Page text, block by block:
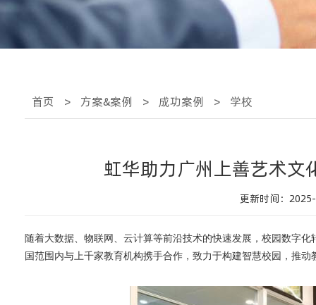
首页 > 方案&案例 > 成功案例 > 学校
虹华助力广州上善艺术文
更新时间：
随着大数据、物联网、云计算等前沿技术的快速发展，校园数字
国范围内与上千家教育机构携手合作，致力于构建智慧校园，推动